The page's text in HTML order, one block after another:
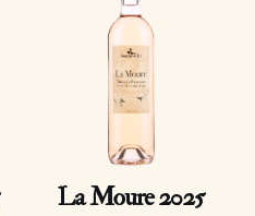
La Moure 2025